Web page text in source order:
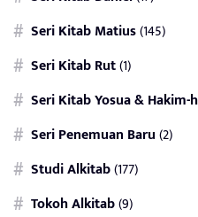
Seri Kitab Matius(145)
Seri Kitab Rut(1)
Seri Kitab Yosua & Hakim-
Seri Penemuan Baru(2)
Studi Alkitab(177)
Tokoh Alkitab(9)